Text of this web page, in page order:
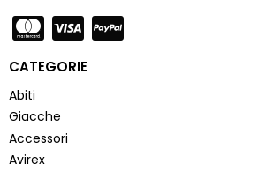
CATEGORIE
Abiti
Giacche
Accessori
Avirex